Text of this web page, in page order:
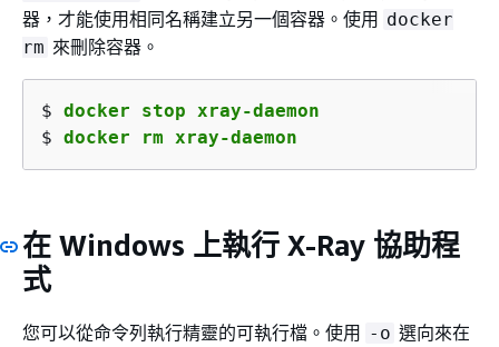
器，才能使用相同名稱建立另一個容器。使用 docker
rm 來刪除容器。
$ docker stop xray-daemon
$ docker rm xray-daemon
在 Windows 上執行 X-Ray 協助程
式
您可以從命令列執行精靈的可執行檔。使用 -o 選向來在